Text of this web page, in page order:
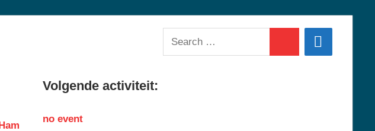
Search
for:
Volgende activiteit:
no event